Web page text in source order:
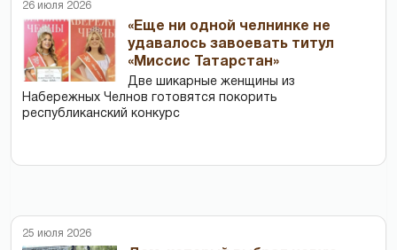
26 июля 2026
«Еще ни одной челнинке не
удавалось завоевать титул
«Миссис Татарстан»
Две шикарные женщины из
Набережных Челнов готовятся покорить
республиканский конкурс
25 июля 2026